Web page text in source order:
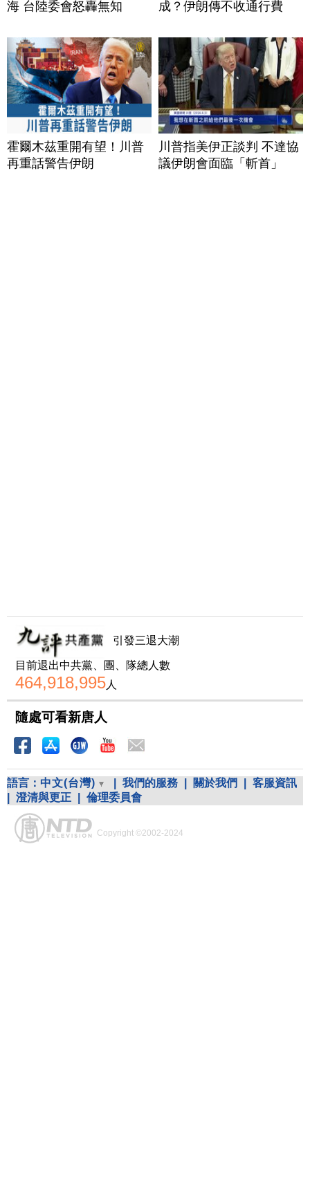
海 台陸委會怒轟無知
成？伊朗傳不收通行費
霍爾木茲重開有望！川普
再重話警告伊朗
川普指美伊正談判 不達協
議伊朗會面臨「斬首」
引發三退大潮
目前退出中共黨、團、隊總人數
464,918,995人
隨處可看新唐人
語言： 中文(台灣) 我們的服務 關於我們
客服資訊
澄清與更正 倫理委員會
Copyright ©2002-2024